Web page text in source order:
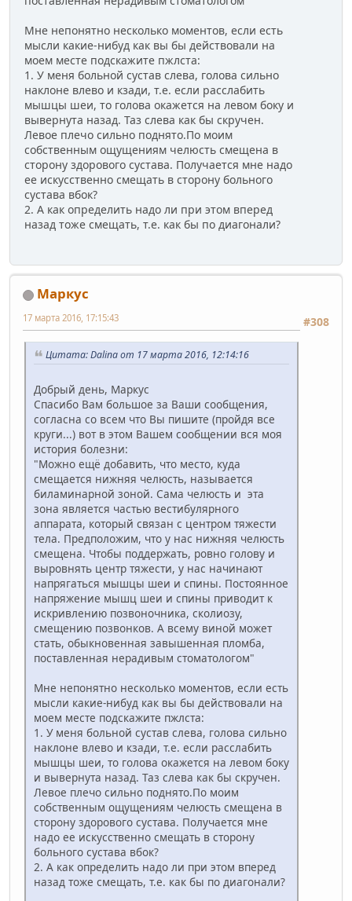
Мне непонятно несколько моментов, если есть
мысли какие-нибуд как вы бы действовали на
моем месте подскажите пжлста:
1. У меня больной сустав слева, голова сильно
наклоне влево и кзади, т.е. если расслабить
мышцы шеи, то голова окажется на левом боку и
вывернута назад. Таз слева как бы скручен.
Левое плечо сильно поднято.По моим
собственным ощущениям челюсть смещена в
сторону здорового сустава. Получается мне надо
ее искусственно смещать в сторону больного
сустава вбок?
2. А как определить надо ли при этом вперед
назад тоже смещать, т.е. как бы по диагонали?
Маркус
#308
17 марта 2016, 17:15:43
Цитата: Dalina от 17 марта 2016, 12:14:16
Добрый день, Маркус
Спасибо Вам большое за Ваши сообщения,
согласна со всем что Вы пишите (пройдя все
круги...) вот в этом Вашем сообщении вся моя
история болезни:
"Можно ещё добавить, что место, куда
смещается нижняя челюсть, называется
биламинарной зоной. Сама челюсть и эта
зона является частью вестибулярного
аппарата, который связан с центром тяжести
тела. Предположим, что у нас нижняя челюсть
смещена. Чтобы поддержать, ровно голову и
выровнять центр тяжести, у нас начинают
напрягаться мышцы шеи и спины. Постоянное
напряжение мышц шеи и спины приводит к
искривлению позвоночника, сколиозу,
смещению позвонков. А всему виной может
стать, обыкновенная завышенная пломба,
поставленная нерадивым стоматологом"
Мне непонятно несколько моментов, если есть
мысли какие-нибуд как вы бы действовали на
моем месте подскажите пжлста:
1. У меня больной сустав слева, голова сильно
наклоне влево и кзади, т.е. если расслабить
мышцы шеи, то голова окажется на левом боку
и вывернута назад. Таз слева как бы скручен.
Левое плечо сильно поднято.По моим
собственным ощущениям челюсть смещена в
сторону здорового сустава. Получается мне
надо ее искусственно смещать в сторону
больного сустава вбок?
2. А как определить надо ли при этом вперед
назад тоже смещать, т.е. как бы по диагонали?